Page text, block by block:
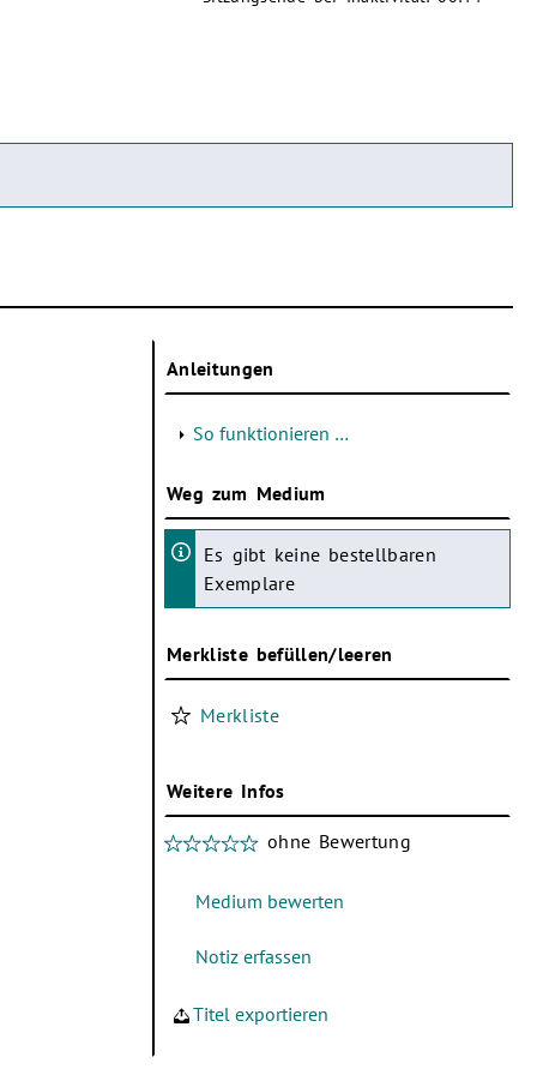
Anleitungen
So funktionieren …
Weg zum Medium
Es gibt keine bestellbaren
Exemplare
Merkliste befüllen/leeren
Merkliste
Weitere Infos
ohne Bewertung
Titel exportieren